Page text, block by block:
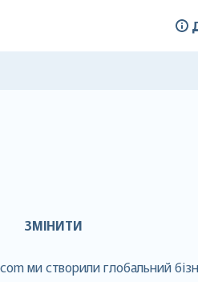
ЗМІНИТИ
ми створили глобальний